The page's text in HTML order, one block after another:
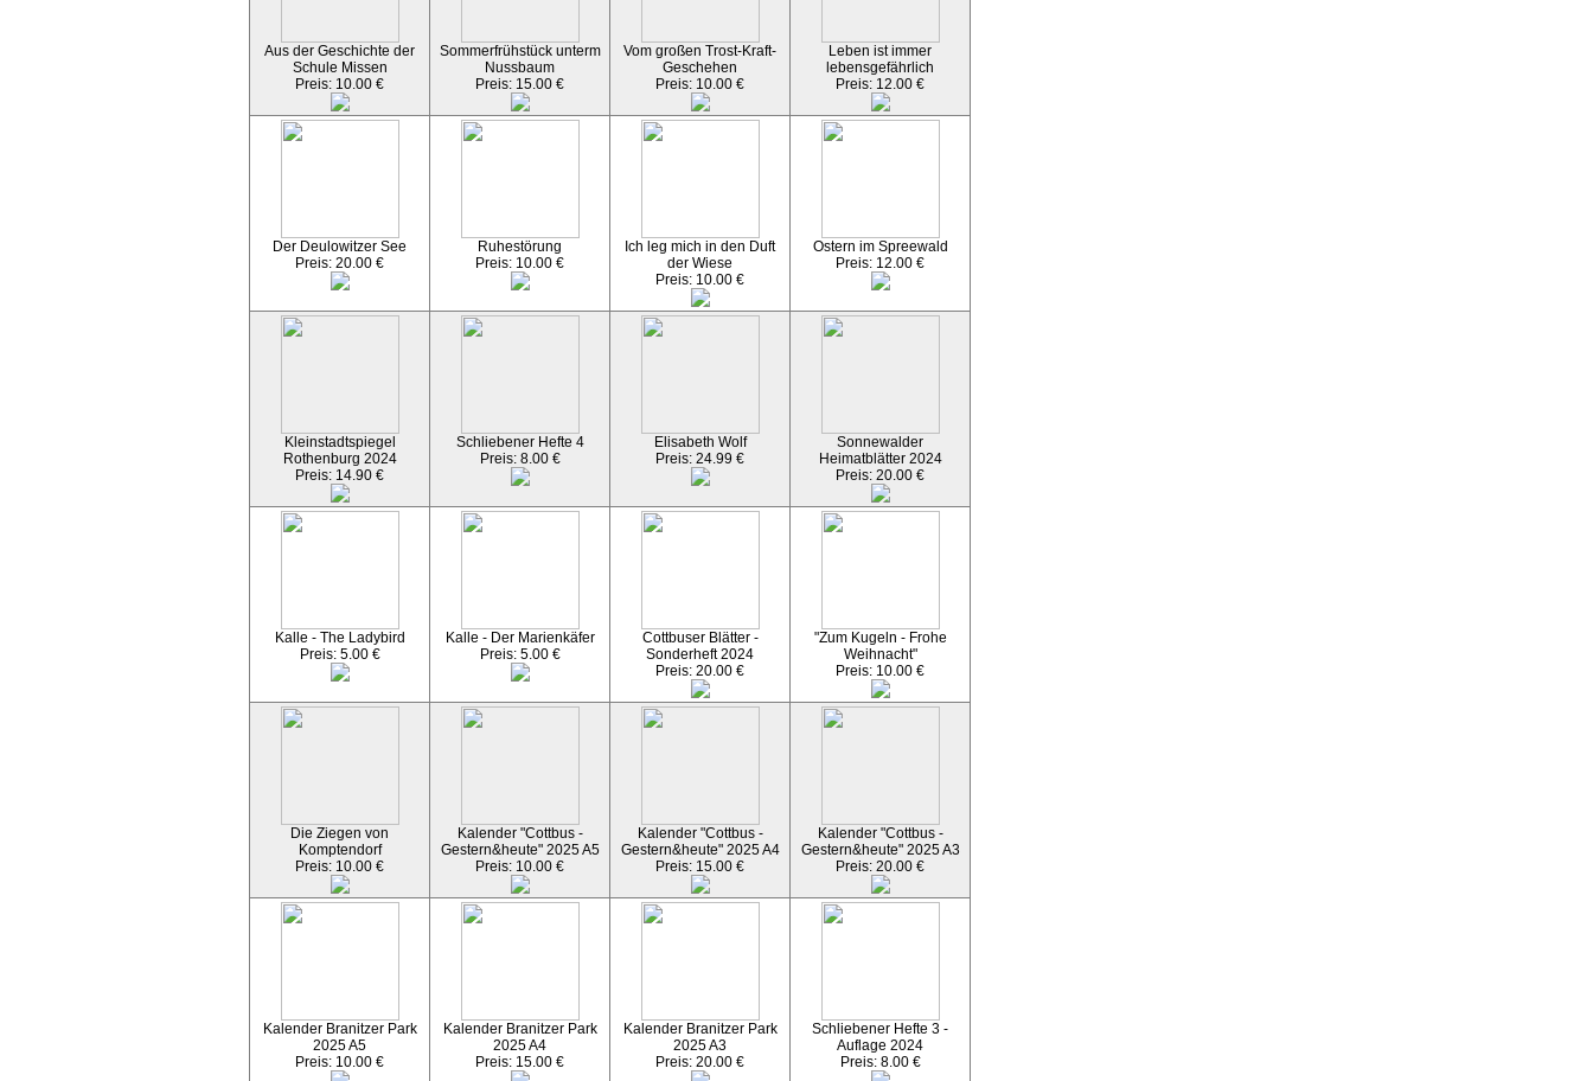
Aus der Geschichte der
Schule Missen
Preis: 10.00 €
Sommerfrühstück unterm
Nussbaum
Preis: 15.00 €
Vom großen Trost-Kraft-
Geschehen
Preis: 10.00 €
Leben ist immer
lebensgefährlich
Preis: 12.00 €
Der Deulowitzer See
Preis: 20.00 €
Ruhestörung
Preis: 10.00 €
Ich leg mich in den Duft
der Wiese
Preis: 10.00 €
Ostern im Spreewald
Preis: 12.00 €
Kleinstadtspiegel
Rothenburg 2024
Preis: 14.90 €
Schliebener Hefte 4
Preis: 8.00 €
Elisabeth Wolf
Preis: 24.99 €
Sonnewalder
Heimatblätter 2024
Preis: 20.00 €
Kalle - The Ladybird
Preis: 5.00 €
Kalle - Der Marienkäfer
Preis: 5.00 €
Cottbuser Blätter -
Sonderheft 2024
Preis: 20.00 €
"Zum Kugeln - Frohe
Weihnacht"
Preis: 10.00 €
Die Ziegen von
Komptendorf
Preis: 10.00 €
Kalender "Cottbus -
Gestern&heute" 2025 A5
Preis: 10.00 €
Kalender "Cottbus -
Gestern&heute" 2025 A4
Preis: 15.00 €
Kalender "Cottbus -
Gestern&heute" 2025 A3
Preis: 20.00 €
Kalender Branitzer Park
2025 A5
Preis: 10.00 €
Kalender Branitzer Park
2025 A4
Preis: 15.00 €
Kalender Branitzer Park
2025 A3
Preis: 20.00 €
Schliebener Hefte 3 -
Auflage 2024
Preis: 8.00 €